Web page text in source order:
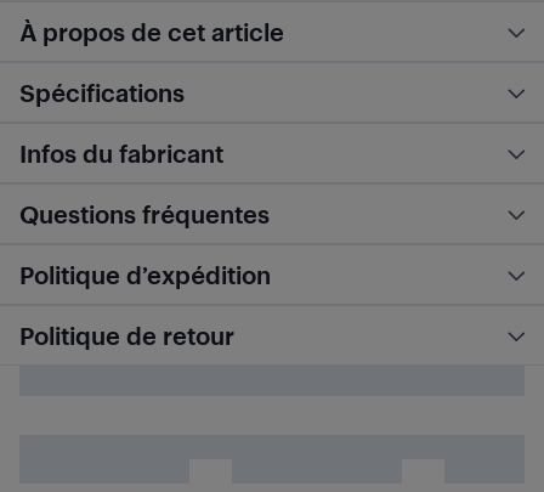
À propos de cet article
Spécifications
Infos du fabricant
Questions fréquentes
Politique d’expédition
Politique de retour